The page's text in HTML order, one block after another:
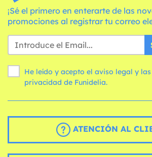
¡Sé el primero en enterarte de las
promociones al registrar tu correo
He leído y acepto el aviso legal y las
privacidad de Funidelia.
ATENCIÓN AL